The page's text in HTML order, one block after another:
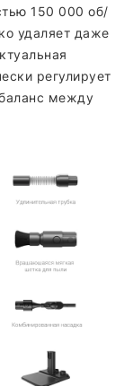
150 000 об/
удаляет даже
регулирует
между